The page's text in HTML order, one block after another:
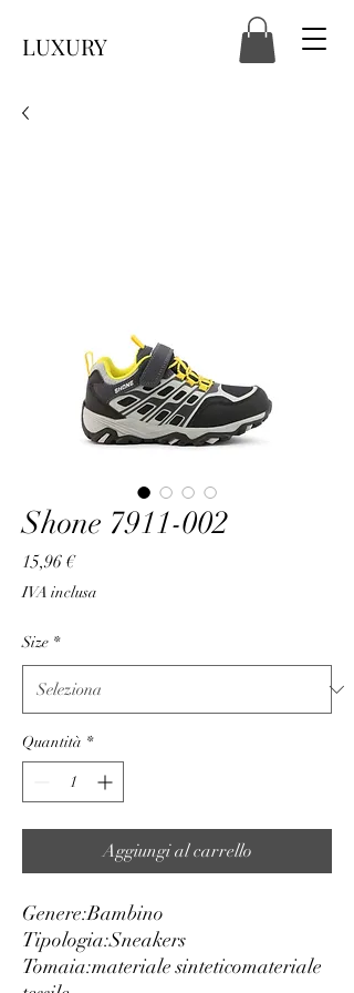
LUXURY
Shone 7911-002
15,96 €Prezzo
IVA inclusa
Size *
Quantità *
Aggiungi al carrello
Genere:Bambino
Tipologia:Sneakers
Tomaia:materiale sinteticomateriale